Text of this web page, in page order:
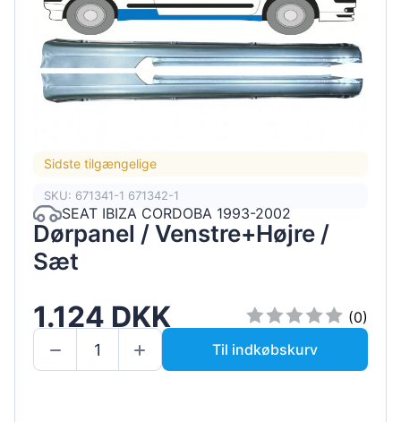
Sidste tilgængelige
SKU: 671341-1 671342-1
SEAT IBIZA CORDOBA 1993-2002
Dørpanel / Venstre+Højre /
Sæt
1.124 DKK
(0)
Til indkøbskurv